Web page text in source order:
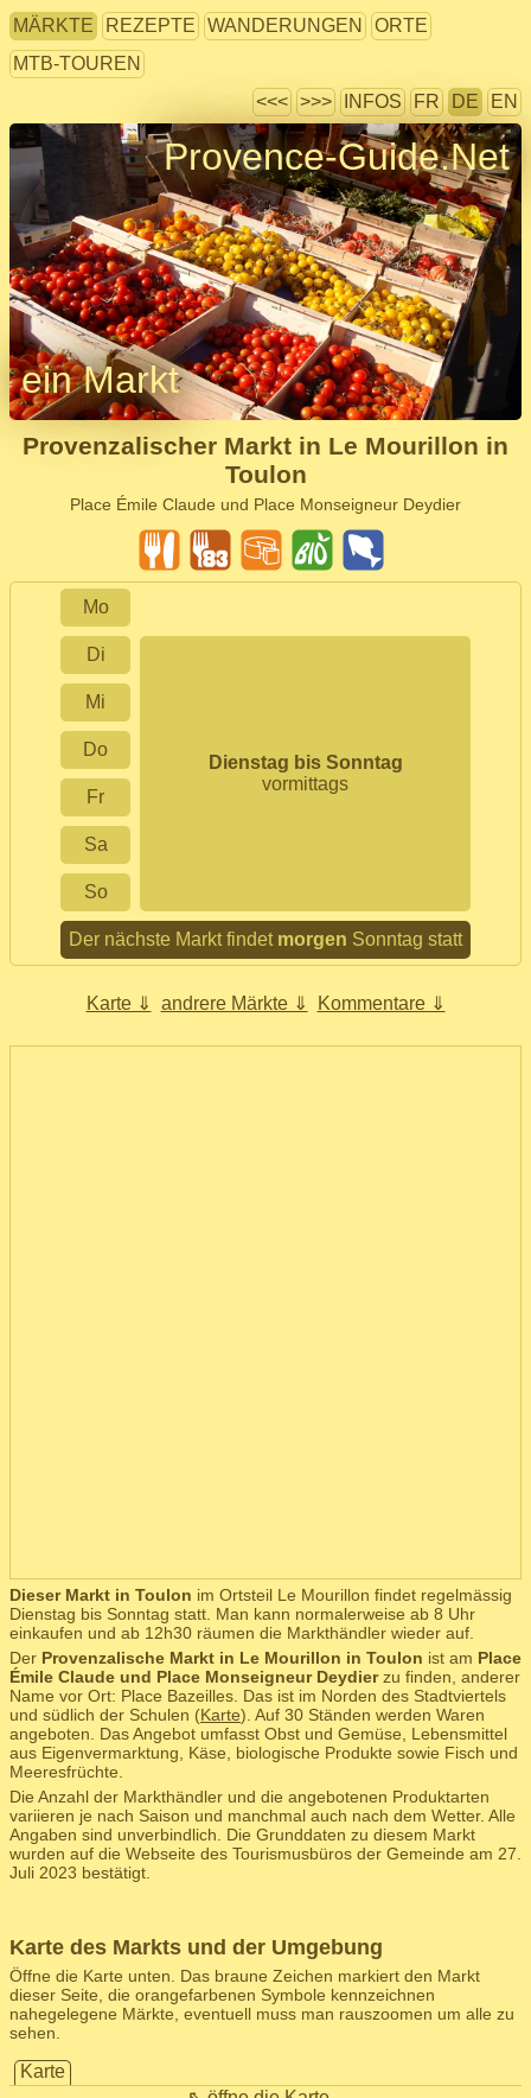
MÄRKTE REZEPTE WANDERUNGEN
ORTE
MTB-TOUREN
<<< >>> INFOS FR DE EN
Provence-Guide.Net
ein Markt
Provenzalischer Markt in Le Mourillon in
Toulon
Place Émile Claude und Place Monseigneur Deydier
Mo
Di
Dienstag bis Sonntag
vormittags
Mi
Do
Fr
Sa
So
Der nächste Markt findet morgen Sonntag statt
Karte ⇓ andrere Märkte ⇓ Kommentare ⇓
Dieser Markt in Toulon im Ortsteil Le Mourillon findet regelmässig
Dienstag bis Sonntag statt. Man kann normalerweise ab 8 Uhr
einkaufen und ab 12h30 räumen die Markthändler wieder auf.
Der Provenzalische Markt in Le Mourillon in Toulon ist am Place
Émile Claude und Place Monseigneur Deydierzu finden, anderer
Name vor Ort: Place Bazeilles. Das ist im Norden des Stadtviertels
und südlich der Schulen (Karte). Auf 30 Ständen werden Waren
angeboten. Das Angebot umfasst Obst und Gemüse, Lebensmittel
aus Eigenvermarktung, Käse, biologische Produkte sowie Fisch und
Meeresfrüchte.
Die Anzahl der Markthändler und die angebotenen Produktarten
variieren je nach Saison und manchmal auch nach dem Wetter. Alle
Angaben sind unverbindlich. Die Grunddaten zu diesem Markt
wurden auf die Webseite des Tourismusbüros der Gemeinde am 27.
Juli 2023 bestätigt.
Karte des Markts und der Umgebung
Öffne die Karte unten. Das braune Zeichen markiert den Markt
dieser Seite, die orangefarbenen Symbole kennzeichnen
nahegelegene Märkte, eventuell muss man rauszoomen um alle zu
sehen.
Karte